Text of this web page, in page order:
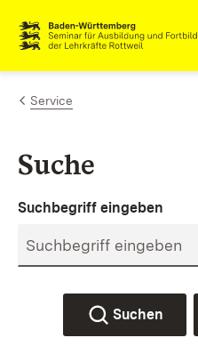
Zum Inhalt springen
Link zur Startseite
Service
Suche
Suchbegriff eingeben
Suchen